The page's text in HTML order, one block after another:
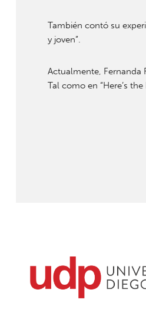
También contó su
y joven”.
Actualmente, Fernanda
Tal como en “Here’s